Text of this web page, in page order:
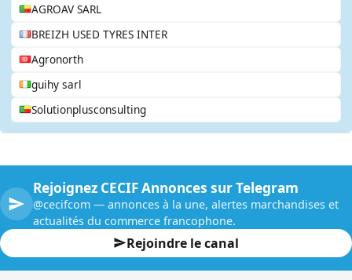
AGROAV SARL
BREIZH USED TYRES INTER
Agronorth
guihy sarl
Solutionplusconsulting
Rejoignez CECIF Annonces sur Telegram
@cecifcom — annonces à la une, alertes marchandises et
actualités du commerce francophone.
Rejoindre le canal